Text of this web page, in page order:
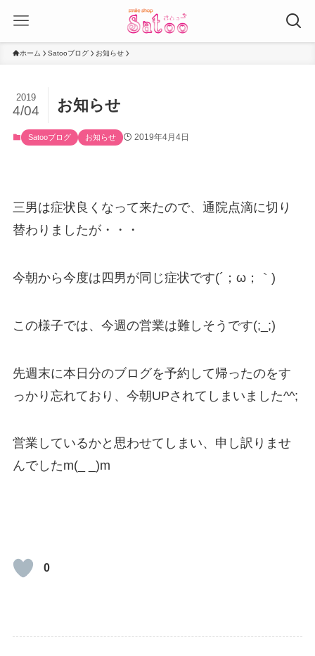
ホーム Satooブログ お知らせ
お知らせ
2019
4/04
Satooブログ お知らせ 2019年4月4日
三男は症状良くなって来たので、通院点滴に切り
替わりましたが・・・
今朝から今度は四男が同じ症状です(´；ω；｀)
この様子では、今週の営業は難しそうです(;_;)
先週末に本日分のブログを予約して帰ったのをす
っかり忘れており、今朝UPされてしまいました^^;
営業しているかと思わせてしまい、申し訳りませ
んでしたm(_ _)m
0